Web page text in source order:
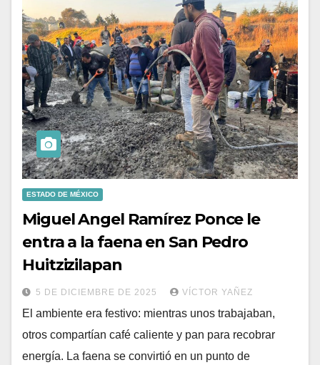
ESTADO DE MÉXICO
Miguel Angel Ramírez Ponce le
entra a la faena en San Pedro
Huitzizilapan
5 DE DICIEMBRE DE 2025 VÍCTOR YAÑEZ
El ambiente era festivo: mientras unos trabajaban,
otros compartían café caliente y pan para recobrar
energía. La faena se convirtió en un punto de